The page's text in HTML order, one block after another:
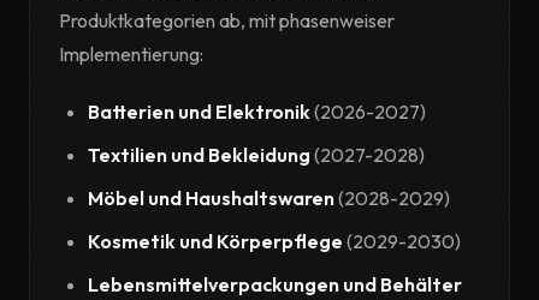
Produktkategorien ab, mit phasenweiser
Implementierung:
Batterien und Elektronik(2026-2027)
Textilien und Bekleidung (2027-2028)
Möbel und Haushaltswaren(2028-2029)
Kosmetik und Körperpflege (2029-2030)
Lebensmittelverpackungen und Behälter